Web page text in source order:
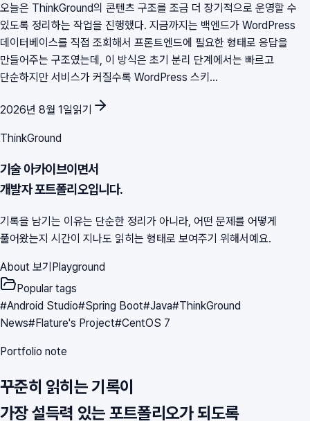
오늘은 ThinkGround의 콘텐츠 구조를 조금 더 장기적으로 운영할 수
있도록 정리하는 작업을 진행했다. 지금까지는 백엔드가 WordPress
데이터베이스를 직접 조회해서 프론트엔드에 필요한 형태로 응답을
만들어주는 구조였는데, 이 방식은 초기 분리 단계에서는 빠르고
단순하지만 서비스가 커질수록 WordPress 스키...
2026년 8월 1일읽기
ThinkGround
기술 아카이브이면서
개발자 포트폴리오입니다.
기록을 남기는 이유는 단순한 정리가 아니라, 어떤 문제를 어떻게
풀어왔는지 시간이 지나도 읽히는 형태로 보여주기 위해서예요.
About 보기Playground
Popular tags
#Android Studio#Spring Boot#Java#ThinkGround
News#Flature's Project#CentOS 7
Portfolio note
꾸준히 읽히는 기록이
가장 설득력 있는 포트폴리오가 되도록